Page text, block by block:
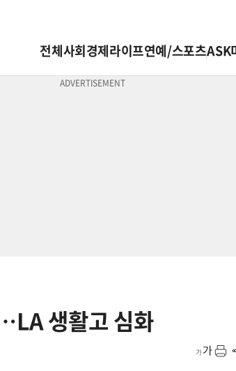
전체사회경제라이프연예/스포츠ASK
생활고 심화